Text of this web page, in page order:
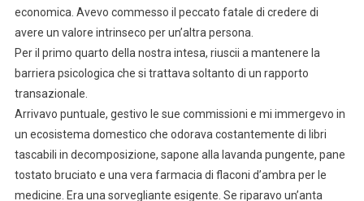
economica. Avevo commesso il peccato fatale di credere di
avere un valore intrinseco per un’altra persona.
Per il primo quarto della nostra intesa, riuscii a mantenere la
barriera psicologica che si trattava soltanto di un rapporto
transazionale.
Arrivavo puntuale, gestivo le sue commissioni e mi immergevo in
un ecosistema domestico che odorava costantemente di libri
tascabili in decomposizione, sapone alla lavanda pungente, pane
tostato bruciato e una vera farmacia di flaconi d’ambra per le
medicine. Era una sorvegliante esigente. Se riparavo un’anta